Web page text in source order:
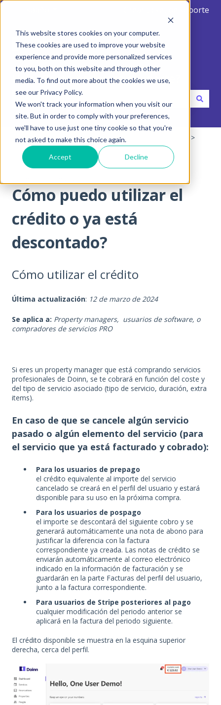
This website stores cookies on your computer.
These cookies are used to improve your website
experience and provide more personalized services
to you, both on this website and through other
media. To find out more about the cookies we use,
see our Privacy Policy.
We won't track your information when you visit our
site. But in order to comply with your preferences,
we'll have to use just one tiny cookie so that you're
not asked to make this choice again.
Accept Decline
Traducciones de Mostrar submenú de
Crear ticket de soporte
Hola. Como podemos ayudarte?
No hay sugerencias porque el campo de búsqueda está
Centro de ayuda Cómo usar la plataforma Doinn
5. Compra servicios professionales
Cómo puedo utilizar el
crédito o ya está
descontado?
Cómo utilizar el crédito
Última actualización: 12 de marzo de 2024
Se aplica a: Property managers, usuarios de software, o
compradores de servicios PRO
Si eres un property manager que está comprando servicios
profesionales de Doinn, se te cobrará en función del coste y
del tipo de servicio asociado (tipo de servicio, duración, extra
items).
En caso de que se cancele algún servicio
pasado o algún elemento del servicio (para
el servicio que ya está facturado y cobrado):
Para los usuarios de prepago
el crédito equivalente al importe del servicio
cancelado se creará en el perfil del usuario y estará
disponible para su uso en la próxima compra.
Para los usuarios de pospago
el importe se descontará del siguiente cobro y se
generará automáticamente una nota de abono para
justificar la diferencia con la factura
correspondiente ya creada. Las notas de crédito se
enviarán automáticamente al correo electrónico
indicado en la información de facturación y se
guardarán en la parte Facturas del perfil del usuario,
junto a la factura correspondiente.
Para usuarios de Stripe posteriores al pago
cualquier modificación del periodo anterior se
aplicará en la factura del periodo siguiente.
El crédito disponible se muestra en la esquina superior
derecha, cerca del perfil.